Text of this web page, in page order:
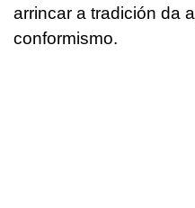
arrincar a tradición da
conformismo.